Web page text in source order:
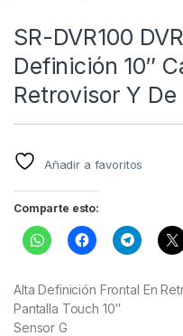
SR-DVR100
Definición 10″
Retrovisor Y De
Añadir a favoritos
Comparte esto:
Alta Definición Frontal En
Pantalla Touch 10″
Sensor G